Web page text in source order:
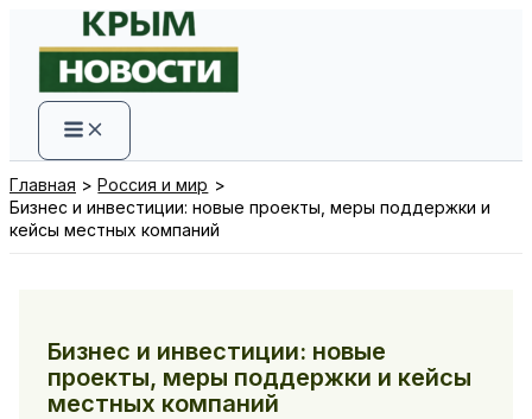
содержимому
Главная
Россия и мир
Бизнес и инвестиции: новые проекты, меры поддержки и
кейсы местных компаний
Бизнес и инвестиции: новые
проекты, меры поддержки и кейсы
местных компаний